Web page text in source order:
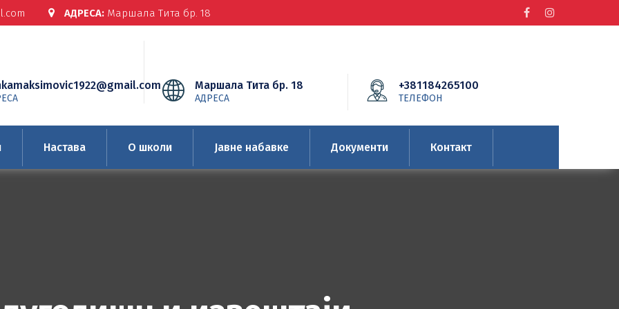
АДРЕСА: Маршала Тита бр. 18
Маршала Тита бр. 18
АДРЕСА
+381184265100
ТЕЛЕФОН
Настава О школи Јавне набавке Документи Контакт